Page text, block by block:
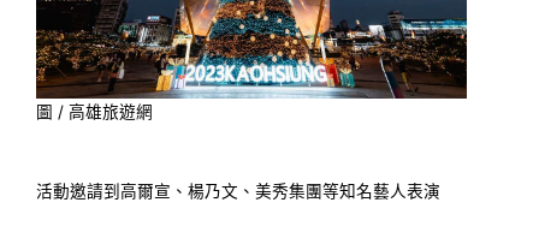
圖 / 高雄旅遊網
活動邀請到高爾宣、楊乃文、美秀集團等知名藝人表演